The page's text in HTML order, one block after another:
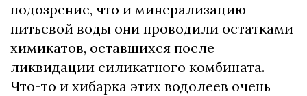
подозрение, что и минерализацию
питьевой воды они проводили остатками
химикатов, оставшихся после
ликвидации силикатного комбината.
Что-то и хибарка этих водолеев очень